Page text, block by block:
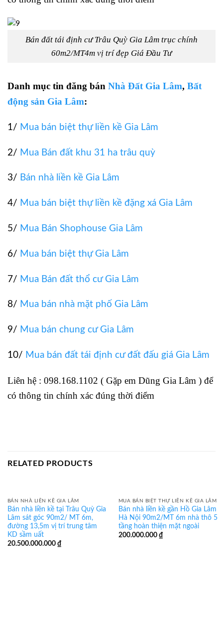
Bán đất tái định cư Trâu Quỳ Gia Lâm trục chính
60m2/MT4m vị trí đẹp Giá Đầu Tư
Danh mục tin đăng bán Nhà Đất Gia Lâm, Bất
động sản Gia Lâm:
1/ Mua bán biệt thự liền kề Gia Lâm
2/ Mua Bán đất khu 31 ha trâu quỳ
3/ Bán nhà liền kề Gia Lâm
4/ Mua bán biệt thự liền kề đặng xá Gia Lâm
5/ Mua Bán Shophouse Gia Lâm
6/ Mua bán biệt thự Gia Lâm
7/ Mua Bán đất thổ cư Gia Lâm
8/ Mua bán nhà mặt phố Gia Lâm
9/ Mua bán chung cư Gia Lâm
10/ Mua bán đất tái định cư đất đấu giá Gia Lâm
Liên hệ : 098.168.1102 ( Gặp em Dũng Gia Lâm ) để
có thông tin chính xác đúng thời điểm
RELATED PRODUCTS
BÁN NHÀ LIỀN KỀ GIA LÂM
Bán nhà liền kề tại Trâu Quỳ Gia
Lâm sát góc 90m2/ MT 6m,
đường 13,5m vị trí trung tâm
KD sầm uất
20.500.000.000 ₫
MUA BÁN BIỆT THỰ LIỀN KỀ GIA LÂM
Bán nhà liền kề gần Hồ Gia Lâm
Hà Nội 90m2/MT 6m nhà thô 5
tầng hoàn thiện mặt ngoài
200.000.000 ₫